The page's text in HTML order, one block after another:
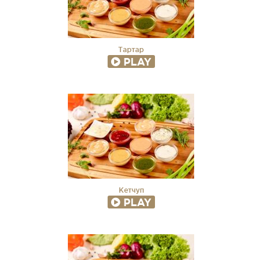
Тартар
PLAY
Кетчуп
PLAY